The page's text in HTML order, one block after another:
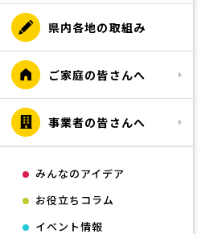
県内各地の取組み
ご家庭の皆さんへ
事業者の皆さんへ
みんなのアイデア
お役立ちコラム
イベント情報